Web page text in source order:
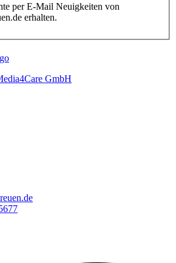
per E-Mail Neuigkeiten von
erhalten.
GmbH